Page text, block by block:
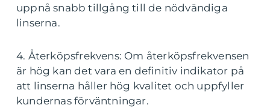
uppnå snabb tillgång till de nödvändiga
linserna.
4. Återköpsfrekvens: Om återköpsfrekvensen
är hög kan det vara en definitiv indikator på
att linserna håller hög kvalitet och uppfyller
kundernas förväntningar.